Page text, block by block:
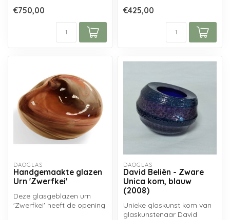
€750,00
dienst kan...
€425,00
DAOGLAS
Handgemaakte glazen
Urn 'Zwerfkei'
Deze glasgeblazen urn
'Zwerfkei' heeft de opening
DAOGLAS
David Beliën - Zware
Unica kom, blauw
(2008)
Unieke glaskunst kom van
glaskunstenaar David